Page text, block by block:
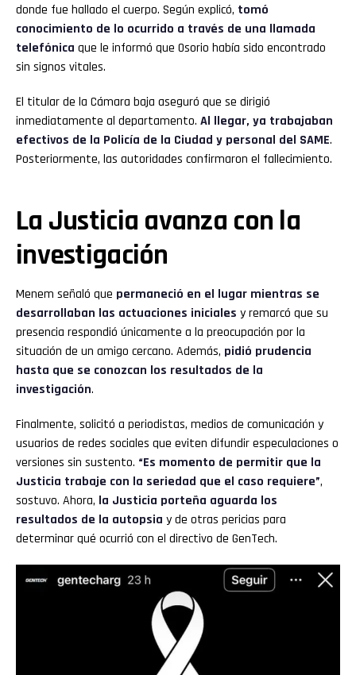
donde fue hallado el cuerpo. Según explicó, tomó
conocimiento de lo ocurrido a través de una llamada
telefónica que le informó que Osorio había sido encontrado
sin signos vitales.
El titular de la Cámara baja aseguró que se dirigió
inmediatamente al departamento. Al llegar, ya trabajaban
efectivos de la Policía de la Ciudad y personal del SAME.
Posteriormente, las autoridades confirmaron el fallecimiento.
La Justicia avanza con la
investigación
Menem señaló que permaneció en el lugar mientras se
desarrollaban las actuaciones iniciales y remarcó que su
presencia respondió únicamente a la preocupación por la
situación de un amigo cercano. Además, pidió prudencia
hasta que se conozcan los resultados de la
investigación.
Finalmente, solicitó a periodistas, medios de comunicación y
usuarios de redes sociales que eviten difundir especulaciones o
versiones sin sustento. “Es momento de permitir que la
Justicia trabaje con la seriedad que el caso requiere”,
sostuvo. Ahora, la Justicia porteña aguarda los
resultados de la autopsia y de otras pericias para
determinar qué ocurrió con el directivo de GenTech.
Flipboard